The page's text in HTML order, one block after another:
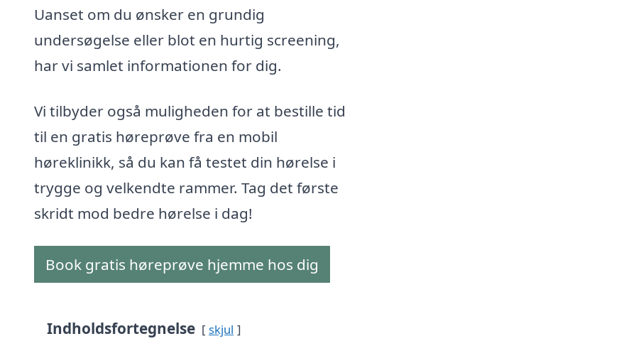
Uanset om du ønsker en grundig
undersøgelse eller blot en hurtig screening,
har vi samlet informationen for dig.
Vi tilbyder også muligheden for at bestille tid
til en gratis høreprøve fra en mobil
høreklinikk, så du kan få testet din hørelse i
trygge og velkendte rammer. Tag det første
skridt mod bedre hørelse i dag!
Book gratis høreprøve hjemme hos dig
Indholdsfortegnelse skjul